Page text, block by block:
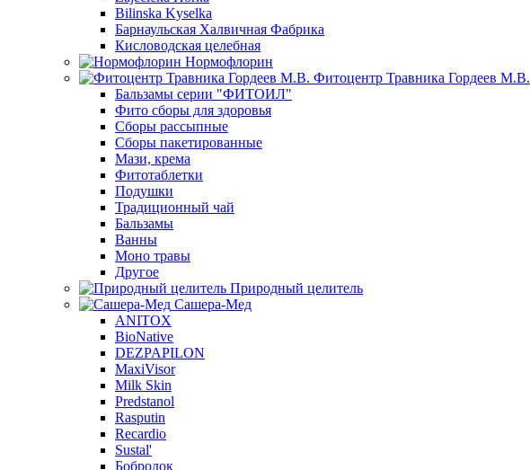
Bilinska Kyselka
Барнаульская Халвичная Фабрика
Кисловодская целебная
Нормофлорин
Фитоцентр Травника Гордеев М.В.
Бальзамы серии "ФИТОИЛ"
Фито сборы для здоровья
Сборы рассыпные
Сборы пакетированные
Мази, крема
Фитотаблетки
Подушки
Традиционный чай
Бальзамы
Ванны
Моно травы
Другое
Природный целитель
Сашера-Мед
ANITOX
BioNative
DEZPAPILON
MaxiVisor
Milk Skin
Predstanol
Rasputin
Recardio
Sustal'
Бобродок